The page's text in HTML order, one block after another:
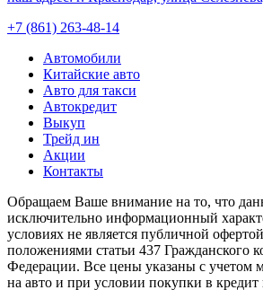
+7 (861) 263-48-14
Автомобили
Китайские авто
Авто для такси
Автокредит
Выкуп
Трейд ин
Акции
Контакты
Обращаем Ваше внимание на то, что
исключительно информационный
условиях не является публичной
положениями статьи 437 Гражданского
Федерации. Все цены указаны с учетом
на авто и при условии покупки в